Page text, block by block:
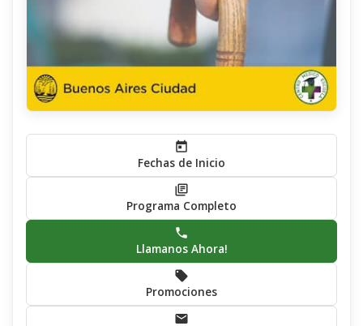
Fechas de Inicio
Programa Completo
Llamanos Ahora!
Promociones